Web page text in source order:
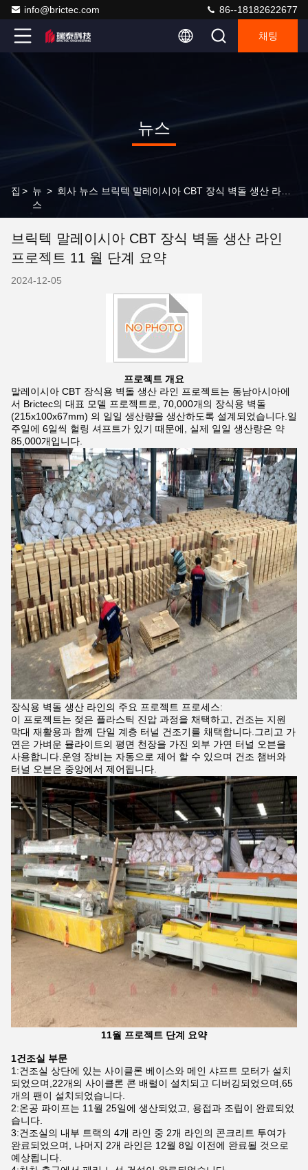
info@brictec.com 86--18182622677
채팅
뉴스
집 > 뉴
스
>
브릭텍 말레이시아 CBT 장식 벽돌 생산 라인
프로젝트 11 월 단계 요약
2024-12-05
프로젝트 개요
말레이시아 CBT 장식용 벽돌 생산 라인 프로젝트는 동남아시아에
서 Brictec의 대표 모델 프로젝트로, 70,000개의 장식용 벽돌
(215x100x67mm) 의 일일 생산량을 생산하도록 설계되었습니다.일
주일에 6일씩 헐링 셔프트가 있기 때문에, 실제 일일 생산량은 약
85,000개입니다.
장식용 벽돌 생산 라인의 주요 프로젝트 프로세스:
이 프로젝트는 젖은 플라스틱 진압 과정을 채택하고, 건조는 지원
막대 재활용과 함께 단일 계층 터널 건조기를 채택합니다.그리고 가
연은 가벼운 뮬라이트의 평면 천장을 가진 외부 가연 터널 오븐을
사용합니다.운영 장비는 자동으로 제어 할 수 있으며 건조 챔버와
터널 오븐은 중앙에서 제어됩니다.
11월 프로젝트 단계 요약
1건조실 부문
1:건조실 상단에 있는 사이클론 베이스와 메인 샤프트 모터가 설치
되었으며,22개의 사이클론 콘 배럴이 설치되고 디버깅되었으며,65
개의 팬이 설치되었습니다.
2:온공 파이프는 11월 25일에 생산되었고, 용접과 조립이 완료되었
습니다.
3:건조실의 내부 트랙의 4개 라인 중 2개 라인의 콘크리트 투여가
완료되었으며, 나머지 2개 라인은 12월 8일 이전에 완료될 것으로
예상됩니다.